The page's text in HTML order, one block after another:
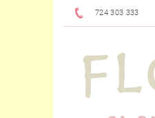
724 303 333